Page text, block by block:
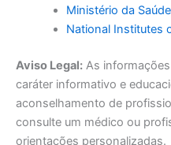
Ministério da Saúde
National Institutes
Aviso Legal: As
caráter informativo e
aconselhamento de
consulte um médico ou
orientações personalizadas.